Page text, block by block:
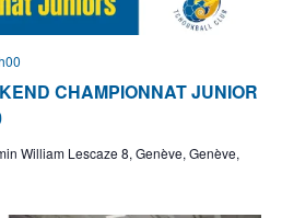
CHAMPIONNAT JUNIOR
William Lescaze 8, Genève, Genève,